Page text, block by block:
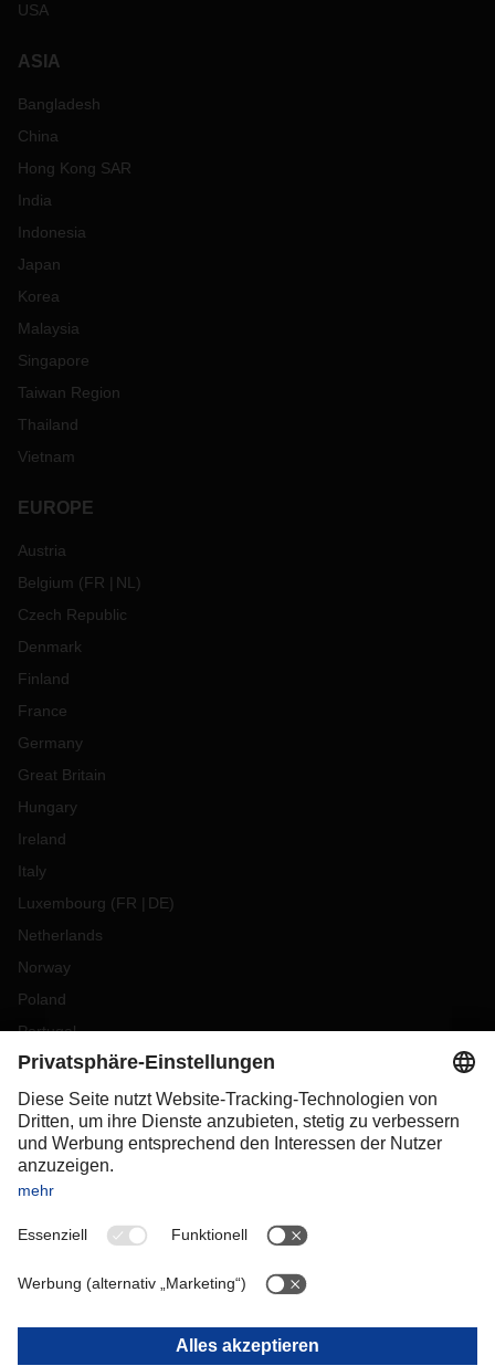
USA
ASIA
Bangladesh
China
Hong Kong SAR
India
Indonesia
Japan
Korea
Malaysia
Singapore
Taiwan Region
Thailand
Vietnam
EUROPE
Austria
Belgium (FR NL)
Czech Republic
Denmark
Finland
France
Germany
Great Britain
Hungary
Ireland
Italy
Luxembourg (FR DE)
Netherlands
Norway
Poland
Portugal
Romania
Slovakia
Spain
Sweden
Switzerland
OCEANIA